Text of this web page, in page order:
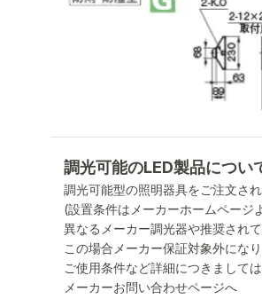
調光可能のLED製品につい
調光可能型の照明器具をご注文さ
(設置条件はメーカーホームページ
異なるメーカー調光器や推奨され
この場合メーカー保証対象外にな
ご使用条件など詳細につきまして
メーカーお問い合わせページへ